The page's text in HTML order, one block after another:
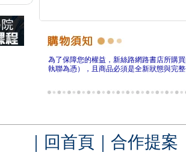
為了保障您的權益，新絲路網路書店所購
執聯為憑），且商品必須是全新狀態與完
｜ 回首頁 ｜ 合作提案